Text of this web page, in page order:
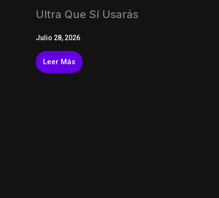
Ultra Que Sí Usarás
Julio 28, 2026
Leer Más